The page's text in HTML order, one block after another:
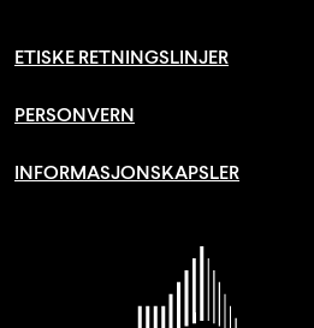
ETISKE RETNINGSLINJER
PERSONVERN
INFORMASJONSKAPSLER